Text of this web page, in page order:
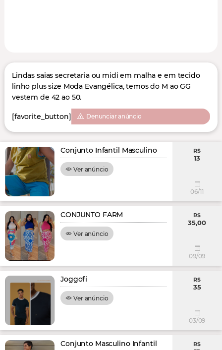
Lindas saias secretaria ou midi em malha e em tecido
linho plus size Moda Evangélica, temos do M ao GG
vestem de 42 ao 50.
[favorite_button] Denunciar anúncio
Conjunto Infantil Masculino
Ver anúncio
R$
13
06/11
CONJUNTO FARM
Ver anúncio
R$
35,00
09/09
Joggofi
Ver anúncio
R$
35
03/09
Conjunto Masculino Infantil R$